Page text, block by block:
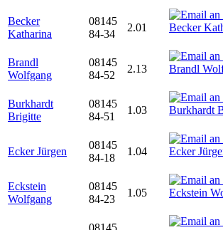
Becker
Katharina
08145
84-34
2.01
Brandl
Wolfgang
08145
84-52
2.13
Burkhardt
Brigitte
08145
84-51
1.03
Ecker Jürgen
08145
84-18
1.04
Eckstein
Wolfgang
08145
84-23
1.05